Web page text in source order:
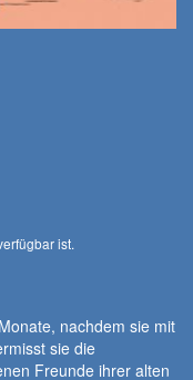
ist.
nachdem sie mit
sie die
Freunde ihrer alten